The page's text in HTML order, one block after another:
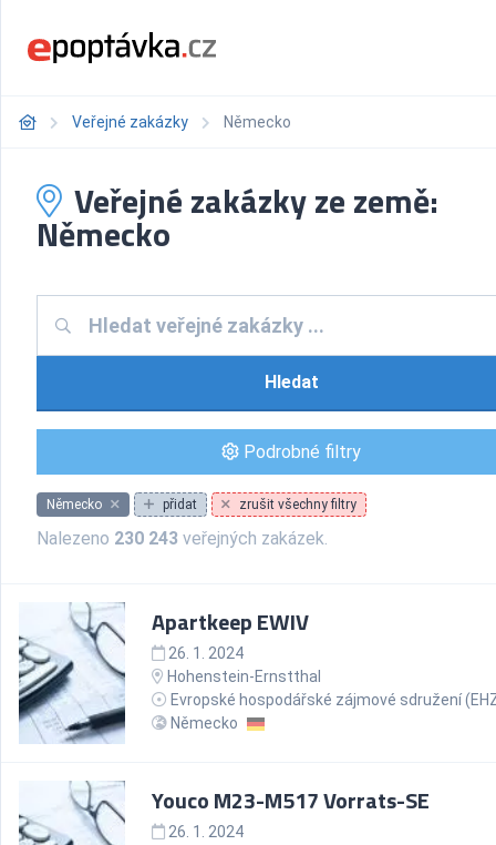
Veřejné zakázky Německo
Veřejné zakázky ze země:
Německo
Hledat
Podrobné filtry
Německo přidat zrušit všechny filtry
Nalezeno 230 243 veřejných zakázek.
Apartkeep EWIV
26. 1. 2024
Hohenstein-Ernstthal
Evropské hospodářské zájmové sdružení
Německo
Youco M23-M517 Vorrats-SE
26. 1. 2024